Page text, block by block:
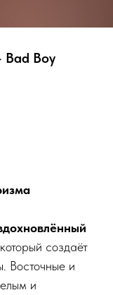
Bad Boy
создаёт
Восточные и
и